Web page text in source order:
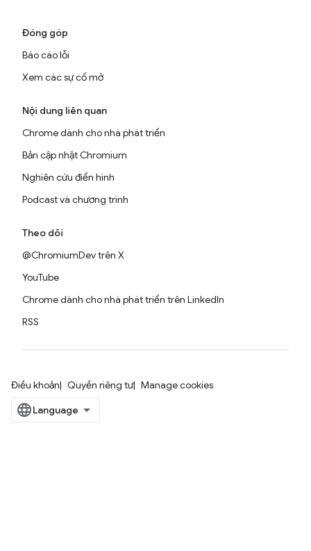
Đóng góp
Báo cáo lỗi
Xem các sự cố mở
Nội dung liên quan
Chrome dành cho nhà phát triển
Bản cập nhật Chromium
Nghiên cứu điển hình
Podcast và chương trình
Theo dõi
@ChromiumDev trên X
YouTube
Chrome dành cho nhà phát triển trên LinkedIn
RSS
Điều khoản Quyền riêng tư Manage cookies